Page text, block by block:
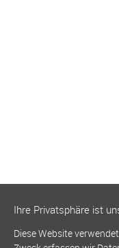
Ihre Privatsphäre ist
Diese Website